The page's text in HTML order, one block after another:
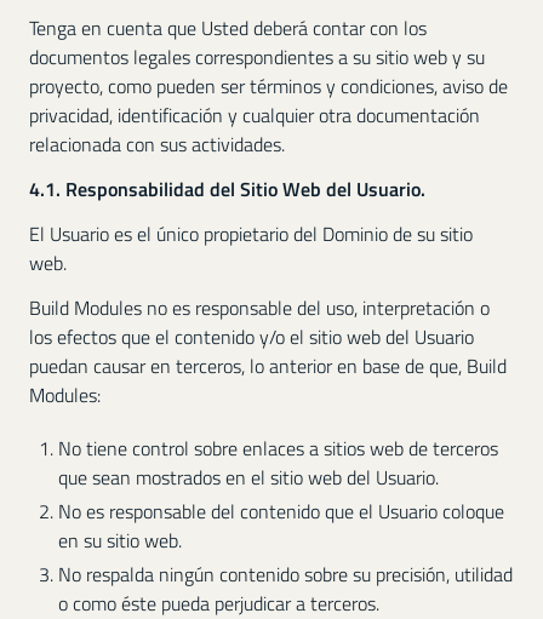
Tenga en cuenta que Usted deberá contar con los
documentos legales correspondientes a su sitio web y su
proyecto, como pueden ser términos y condiciones, aviso de
privacidad, identificación y cualquier otra documentación
relacionada con sus actividades.
4.1. Responsabilidad del Sitio Web del Usuario.
El Usuario es el único propietario del Dominio de su sitio
web.
Build Modules no es responsable del uso, interpretación o
los efectos que el contenido y/o el sitio web del Usuario
puedan causar en terceros, lo anterior en base de que, Build
Modules:
No tiene control sobre enlaces a sitios web de terceros
que sean mostrados en el sitio web del Usuario.
No es responsable del contenido que el Usuario coloque
en su sitio web.
No respalda ningún contenido sobre su precisión, utilidad
o como éste pueda perjudicar a terceros.